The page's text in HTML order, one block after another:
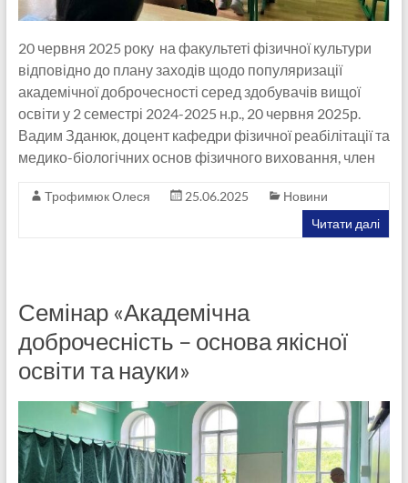
20 червня 2025 року на факультеті фізичної культури
відповідно до плану заходів щодо популяризації
академічної доброчесності серед здобувачів вищої
освіти у 2 семестрі 2024-2025 н.р., 20 червня 2025р.
Вадим Зданюк, доцент кафедри фізичної реабілітації та
медико-біологічних основ фізичного виховання, член
Трофимюк Олеся 25.06.2025
Новини
Читати далі
Семінар «Академічна
доброчесність – основа якісної
освіти та науки»